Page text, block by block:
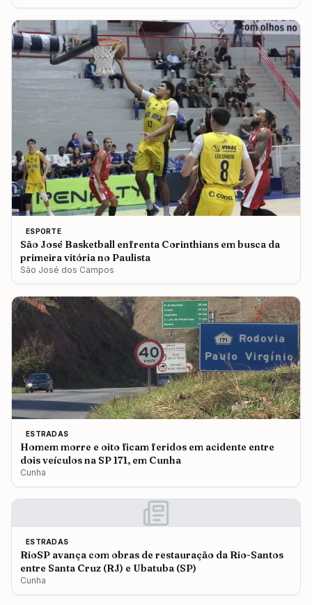
ESPORTE
São José Basketball enfrenta Corinthians em busca da
primeira vitória no Paulista
São José dos Campos
ESTRADAS
Homem morre e oito ficam feridos em acidente entre
dois veículos na SP 171, em Cunha
Cunha
ESTRADAS
RioSP avança com obras de restauração da Rio-Santos
entre Santa Cruz (RJ) e Ubatuba (SP)
Cunha